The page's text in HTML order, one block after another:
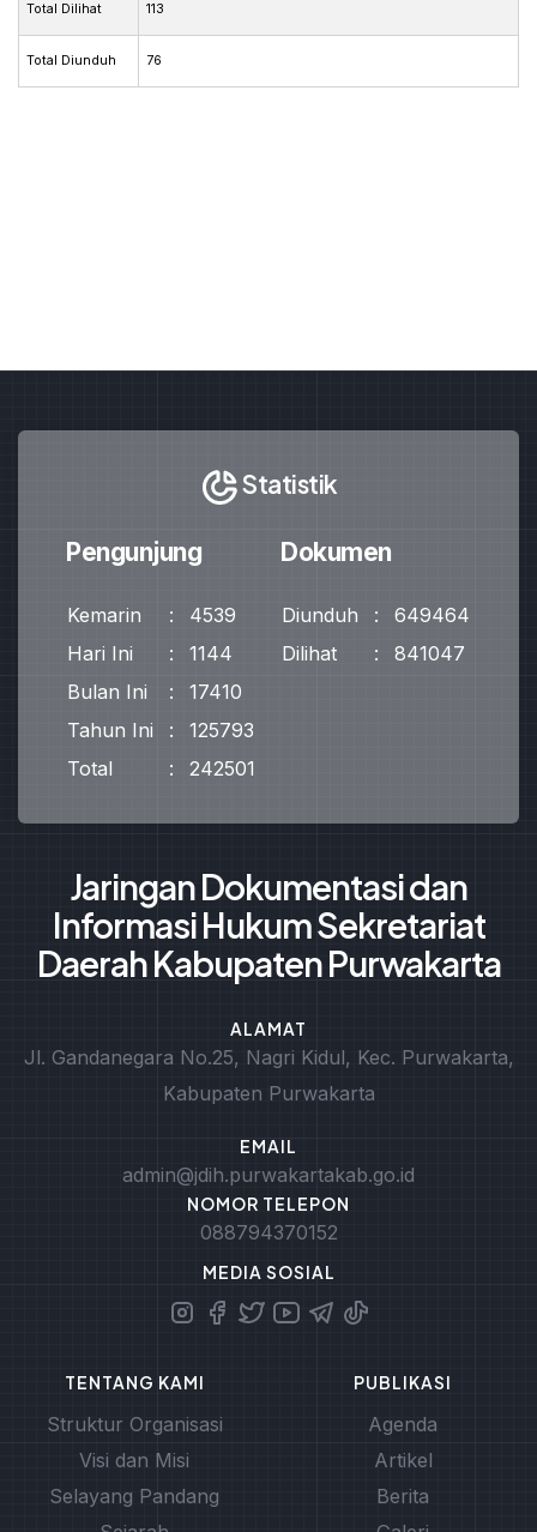
Total Dilihat 113
Total Diunduh 76
Statistik
Pengunjung
Kemarin :
4539
Hari Ini
:
1144
Bulan Ini
:
17410
Tahun Ini
:
125793
Total
: 242501
Dokumen
Diunduh :
649464
Dilihat
: 841047
Jaringan Dokumentasi dan
Informasi Hukum Sekretariat
Daerah Kabupaten Purwakarta
ALAMAT
Jl. Gandanegara No.25, Nagri Kidul, Kec. Purwakarta,
Kabupaten Purwakarta
EMAIL
admin@jdih.purwakartakab.go.id
NOMOR TELEPON
088794370152
MEDIA SOSIAL
TENTANG KAMI
Struktur Organisasi
Visi dan Misi
Selayang Pandang
PUBLIKASI
Agenda
Artikel
Berita